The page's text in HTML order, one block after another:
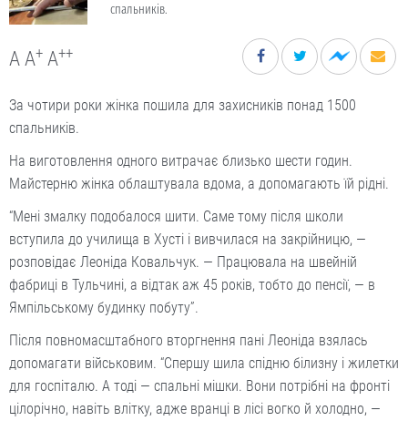
спальників.
A A+ A++
За чотири роки жінка пошила для захисників понад 1500
спальників.
На виготовлення одного витрачає близько шести годин.
Майстерню жінка облаштувала вдома, а допомагають їй рідні.
“Мені змалку подобалося шити. Саме тому після школи
вступила до училища в Хусті і вивчилася на закрійницю, —
розповідає Леоніда Ковальчук. — Працювала на швейній
фабриці в Тульчині, а відтак аж 45 років, тобто до пенсії, — в
Ямпільському будинку побуту”.
Після повномасштабного вторг­нення пані Леоніда взялась
допомагати військовим. “Спершу шила спідню білизну і жилетки
для госпіталю. А тоді — спальні мішки. Вони потрібні на фронті
цілорічно, навіть влітку, адже вранці в лісі вогко й холодно, —